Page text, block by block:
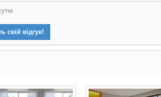
свій відгук!